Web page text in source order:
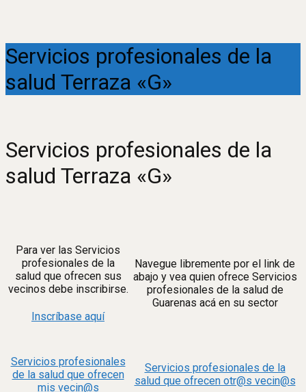
Servicios profesionales de la
salud Terraza «G»
Servicios profesionales de la
salud Terraza «G»
Para ver las Servicios
profesionales de la
salud que ofrecen sus
vecinos debe inscribirse.
Inscríbase aquí
Navegue libremente por el link de
abajo y vea quien ofrece Servicios
profesionales de la salud de
Guarenas acá en su sector
Servicios profesionales
de la salud que ofrecen
mis vecin@s
Servicios profesionales de la
salud que ofrecen otr@s vecin@s